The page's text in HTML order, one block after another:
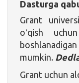
Dasturga
Grant
oʻqish
mumkin.
Grant uchun